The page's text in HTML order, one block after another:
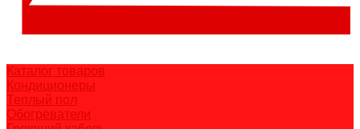
Каталог товаров
Кондиционеры
Теплый пол
Обогреватели